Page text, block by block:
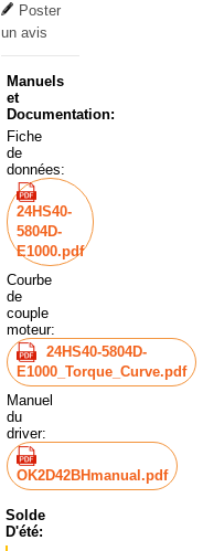
Poster
un avis
Manuels
et
Documentation:
Fiche
de
données:
24HS40-
5804D-
E1000.pdf
Courbe
de
couple
moteur:
24HS40-5804D-
E1000_Torque_Curve.pdf
Manuel
du
driver:
OK2D42BHmanual.pdf
Solde
D'été: